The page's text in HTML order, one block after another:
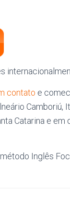
contato e
Camboriú,
Catarina e em
Inglês